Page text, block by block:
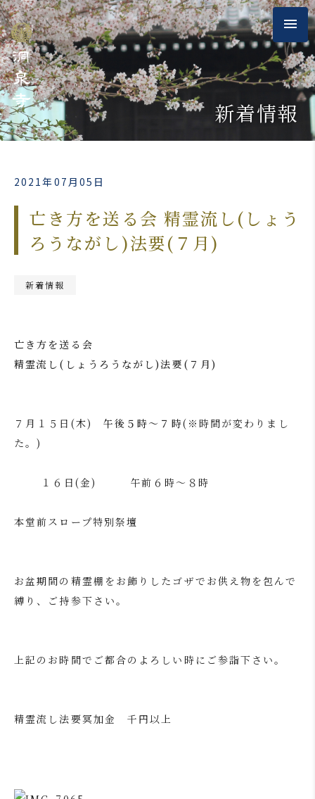
新着情報
2021年07月05日
亡き方を送る会 精霊流し(しょう
ろうながし)法要(７月)
新着情報
亡き方を送る会
精霊流し(しょうろうながし)法要(７月)
７月１５日(木) 午後５時～７時(※時間が変わりまし
た。)
１６日(金) 午前６時～８時
本堂前スロープ特別祭壇
お盆期間の精霊棚をお飾りしたゴザでお供え物を包んで
縛り、ご持参下さい。
上記のお時間でご都合のよろしい時にご参詣下さい。
精霊流し法要冥加金 千円以上